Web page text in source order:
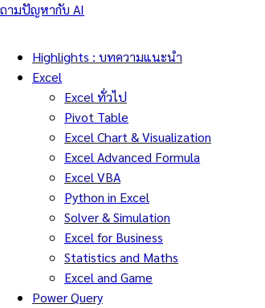
ถามปัญหากับ AI
Highlights : บทความแนะนำ
Excel
Excel ทั่วไป
Pivot Table
Excel Chart & Visualization
Excel Advanced Formula
Excel VBA
Python in Excel
Solver & Simulation
Excel for Business
Statistics and Maths
Excel and Game
Power Query